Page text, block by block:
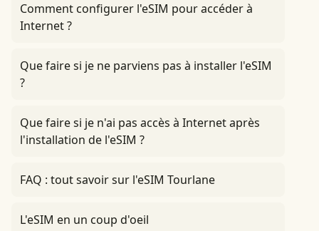
Comment configurer l'eSIM pour accéder à
Internet ?
Que faire si je ne parviens pas à installer l'eSIM
?
Que faire si je n'ai pas accès à Internet après
l'installation de l'eSIM ?
FAQ : tout savoir sur l'eSIM Tourlane
L'eSIM en un coup d'oeil